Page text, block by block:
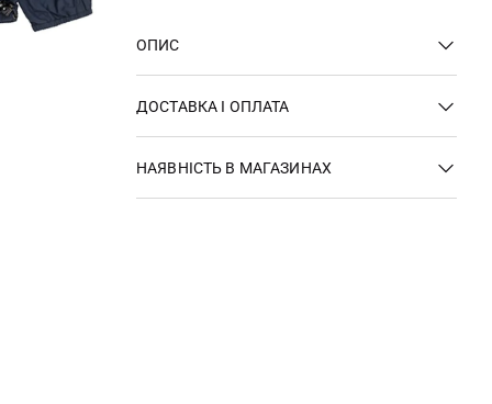
ОПИС
ДОСТАВКА І ОПЛАТА
НАЯВНІСТЬ В МАГАЗИНАХ